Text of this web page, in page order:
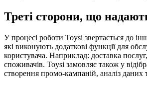
Треті сторони, що
У процесі роботи Toysi звертається до
які виконують додаткові функції для
користувача. Наприклад: доставка
споживачів. Toysi замовляє також у
створення промо-кампаній, аналіз даних